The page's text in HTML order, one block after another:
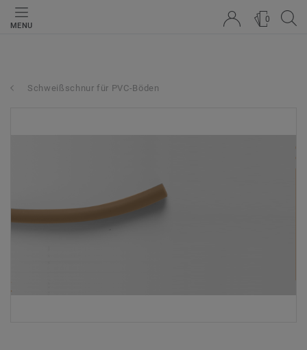
MENU
0
Schweißschnur für PVC-Böden